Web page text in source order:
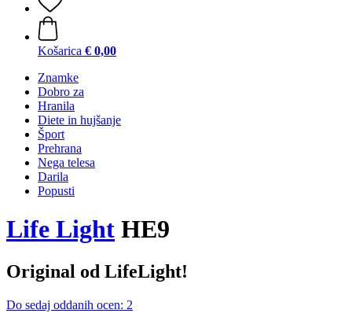
Košarica € 0,00
Znamke
Dobro za
Hranila
Diete in hujšanje
Šport
Prehrana
Nega telesa
Darila
Popusti
Life Light HE9
Original od LifeLight!
Do sedaj oddanih ocen: 2